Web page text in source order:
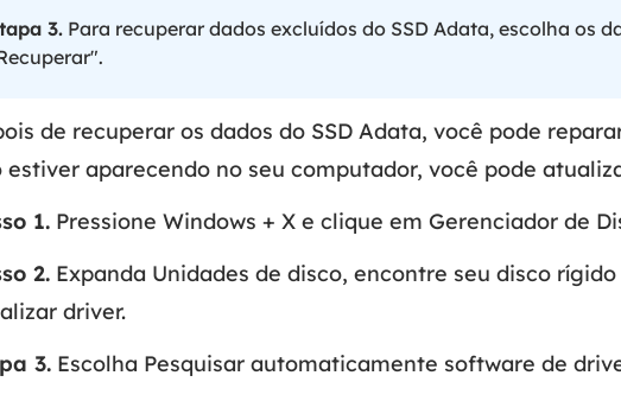
3. Para recuperar dados excluídos do SSD Adata, escolha os
de recuperar os dados do SSD Adata, você pode
estiver aparecendo no seu computador, você pode
1. Pressione Windows + X e clique em Gerenciador de
2. Expanda Unidades de disco, encontre seu disco
driver.
3. Escolha Pesquisar automaticamente software de